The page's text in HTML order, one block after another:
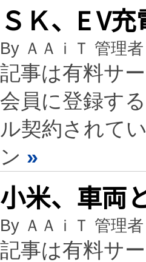
ＳＫ、E V
By ＡＡｉＴ 管理者
記事は有料サ
会員に登録す
ル契約されて
ン »
小米、車両
By ＡＡｉＴ 管理者
記事は有料サ